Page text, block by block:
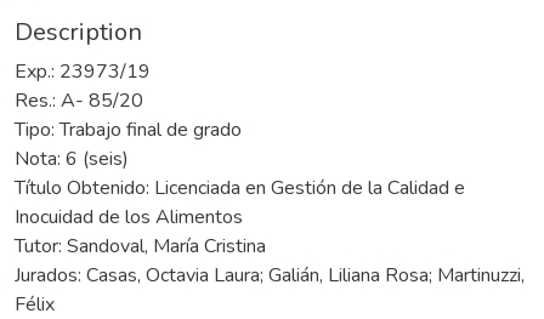
Description
Exp.: 23973/19
Res.: A- 85/20
Tipo: Trabajo final de grado
Nota: 6 (seis)
Título Obtenido: Licenciada en Gestión de la Calidad e
Inocuidad de los Alimentos
Tutor: Sandoval, María Cristina
Jurados: Casas, Octavia Laura; Galián, Liliana Rosa; Martinuzzi,
Félix